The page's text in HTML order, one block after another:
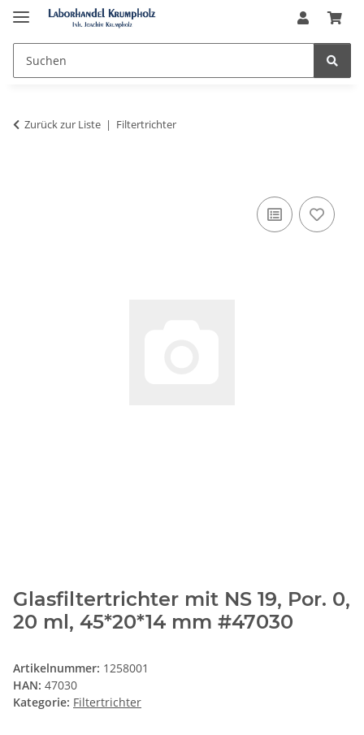
Zurück zur Liste Filtertrichter
Glasfiltertrichter mit NS 19, Por. 0,
20 ml, 45*20*14 mm #47030
Artikelnummer: 1258001
HAN: 47030
Kategorie: Filtertrichter